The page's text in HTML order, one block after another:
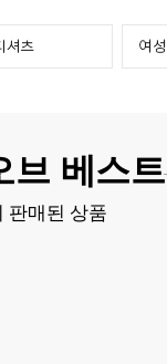
브 베스트
판매된 상품